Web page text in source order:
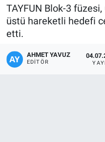
TAYFUN Blok-3
üstü hareketli hedefi
etti.
AHMET YAVUZ
EDITÖR